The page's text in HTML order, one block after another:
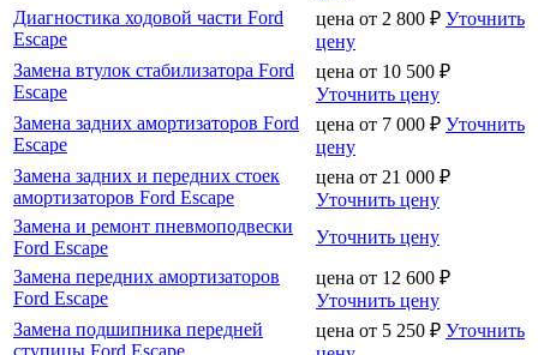
Диагностика ходовой части Ford
Escape
цена от 2 800 ₽ Уточнить
цену
Замена втулок стабилизатора Ford
Escape
цена от 10 500 ₽
Уточнить цену
Замена задних амортизаторов Ford
Escape
цена от 7 000 ₽ Уточнить
цену
Замена задних и передних стоек
амортизаторов Ford Escape
цена от 21 000 ₽
Уточнить цену
Замена и ремонт пневмоподвески
Ford Escape
Уточнить цену
Замена передних амортизаторов
Ford Escape
цена от 12 600 ₽
Уточнить цену
Замена подшипника передней
ступицы Ford Escape
цена от 5 250 ₽ Уточнить